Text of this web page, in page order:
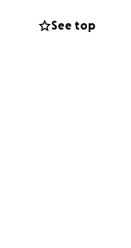
alle spalle,
fa le mie
See top